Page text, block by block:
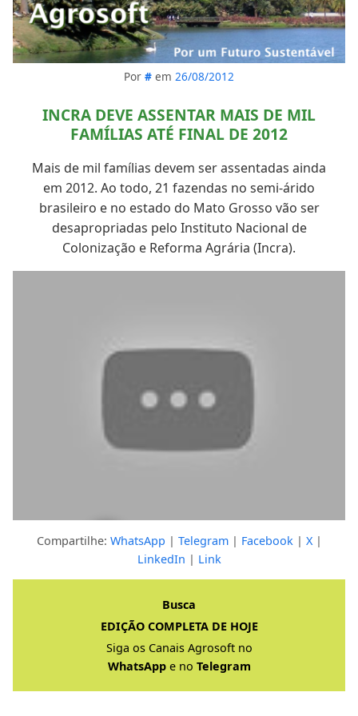
Por # em 26/08/2012
INCRA DEVE ASSENTAR MAIS DE MIL
FAMÍLIAS ATÉ FINAL DE 2012
Mais de mil famílias devem ser assentadas ainda
em 2012. Ao todo, 21 fazendas no semi-árido
brasileiro e no estado do Mato Grosso vão ser
desapropriadas pelo Instituto Nacional de
Colonização e Reforma Agrária (Incra).
Clique para ver a resposta completa
Compartilhe: WhatsApp | Telegram| Facebook | X|
LinkedIn | Link
Busca
EDIÇÃO COMPLETA DE HOJE
Siga os Canais Agrosoft no
WhatsAppe no Telegram